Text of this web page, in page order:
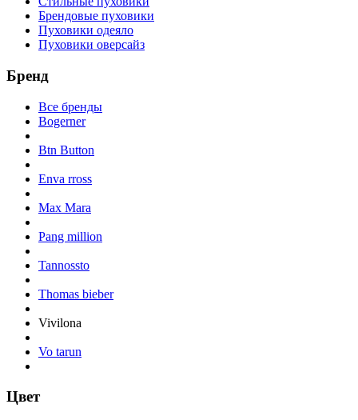
Брендовые пуховики
Пуховики одеяло
Пуховики оверсайз
Бренд
Все бренды
Bogerner
Btn Button
Enva rross
Max Mara
Pang million
Tannossto
Thomas bieber
Vivilona
Vo tarun
Цвет